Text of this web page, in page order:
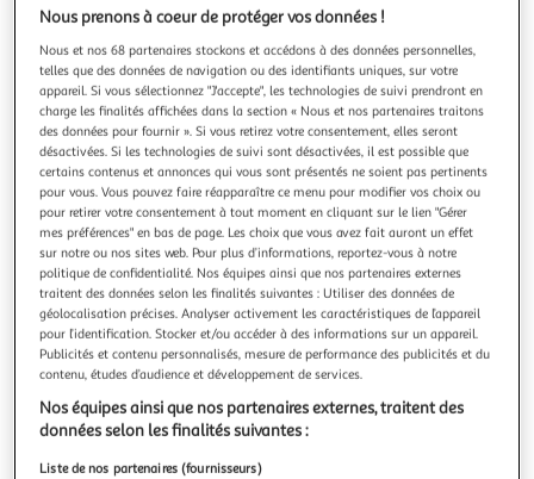
Illustration
précédente
Illustration
suivante
HABITABLE
Nappe en toile cirée ronde Champs - Diam. 135 cm -
Vert
La toile cirée vous promet une alliance parfaite entre
protection et décoration. Fabriquée à partir de PVC, cette
toile cirée est durable, résistante aux tâches et facile à
nettoyer. Elle protègera votre table au quotidien contre les
déversements, les éclaboussures et les rayures, tout en
conservant
En savoir +
Vous voulez connaître le prix de ce produit ?
Afficher le prix
Nous prenons à coeur de protéger vos données !
Nous et nos 68 partenaires stockons et accédons à des données personnelles,
telles que des données de navigation ou des identifiants uniques, sur votre
appareil. Si vous sélectionnez "J'accepte", les technologies de suivi prendront en
charge les finalités affichées dans la section « Nous et nos partenaires traitons
des données pour fournir ». Si vous retirez votre consentement, elles seront
désactivées. Si les technologies de suivi sont désactivées, il est possible que
certains contenus et annonces qui vous sont présentés ne soient pas pertinents
pour vous. Vous pouvez faire réapparaître ce menu pour modifier vos choix ou
pour retirer votre consentement à tout moment en cliquant sur le lien "Gérer
mes préférences" en bas de page. Les choix que vous avez fait auront un effet
sur notre ou nos sites web. Pour plus d’informations, reportez-vous à notre
politique de confidentialité. Nos équipes ainsi que nos partenaires externes
traitent des données selon les finalités suivantes : Utiliser des données de
géolocalisation précises. Analyser activement les caractéristiques de l’appareil
pour l’identification. Stocker et/ou accéder à des informations sur un appareil.
Publicités et contenu personnalisés, mesure de performance des publicités et du
contenu, études d’audience et développement de services.
Nos équipes ainsi que nos partenaires externes, traitent des
données selon les finalités suivantes :
Liste de nos partenaires (fournisseurs)